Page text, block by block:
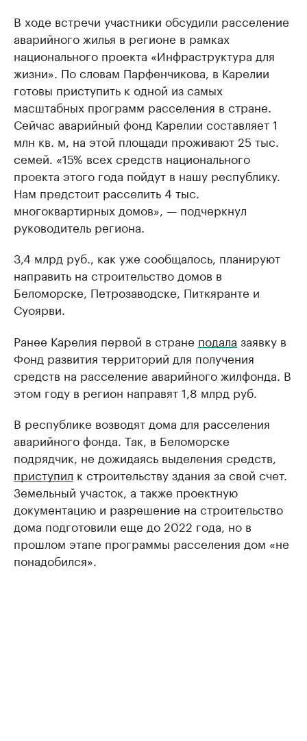
В ходе встречи участники обсудили расселение
аварийного жилья в регионе в рамках
национального проекта «Инфраструктура для
жизни». По словам Парфенчикова, в Карелии
готовы приступить к одной из самых
масштабных программ расселения в стране.
Сейчас аварийный фонд Карелии составляет 1
млн кв. м, на этой площади проживают 25 тыс.
семей. «15% всех средств национального
проекта этого года пойдут в нашу республику.
Нам предстоит расселить 4 тыс.
многоквартирных домов», — подчеркнул
руководитель региона.
3,4 млрд руб., как уже сообщалось, планируют
направить на строительство домов в
Беломорске, Петрозаводске, Питкяранте и
Суоярви.
Ранее Карелия первой в стране подала заявку в
Фонд развития территорий для получения
средств на расселение аварийного жилфонда. В
этом году в регион направят 1,8 млрд руб.
В республике возводят дома для расселения
аварийного фонда. Так, в Беломорске
подрядчик, не дожидаясь выделения средств,
приступил к строительству здания за свой счет.
Земельный участок, а также проектную
документацию и разрешение на строительство
дома подготовили еще до 2022 года, но в
прошлом этапе программы расселения дом «не
понадобился».